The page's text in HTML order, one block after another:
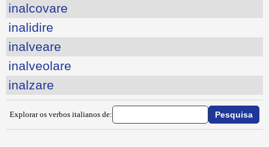
inalcovare
inalidire
inalveare
inalveolare
inalzare
Explorar os verbos italianos de: